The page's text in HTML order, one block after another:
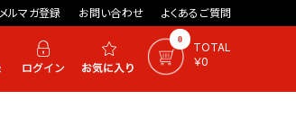
メルマガ登録 お問い合わせ よくあるご質問
0
TOTAL
￥0